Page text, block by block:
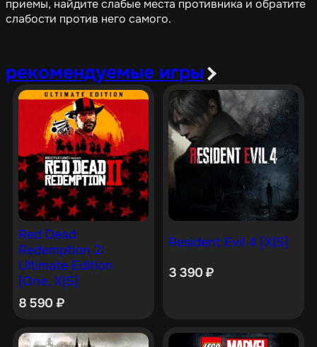
приемы, найдите слабые места противника и обратите
слабости против него самого.
рекомендуемые игры
Red Dead
Redemption 2:
Ultimate Edition
[One, X|S]
8 590 ₽
Resident Evil 4 [X|S]
3 390₽